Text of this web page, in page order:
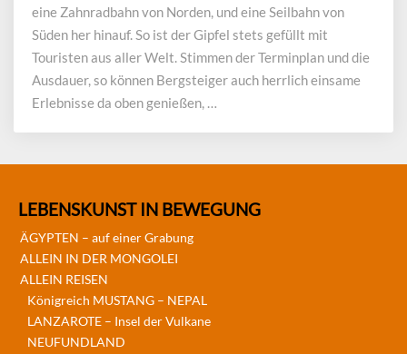
eine Zahnradbahn von Norden, und eine Seilbahn von
Süden her hinauf. So ist der Gipfel stets gefüllt mit
Touristen aus aller Welt. Stimmen der Terminplan und die
Ausdauer, so können Bergsteiger auch herrlich einsame
Erlebnisse da oben genießen, …
LEBENSKUNST IN BEWEGUNG
ÄGYPTEN – auf einer Grabung
ALLEIN IN DER MONGOLEI
ALLEIN REISEN
Königreich MUSTANG – NEPAL
LANZAROTE – Insel der Vulkane
NEUFUNDLAND